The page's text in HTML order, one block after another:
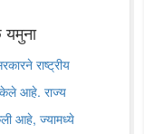
यमुना
राष्ट्रीय
केले आहे. राज्य
आहे, ज्यामध्ये